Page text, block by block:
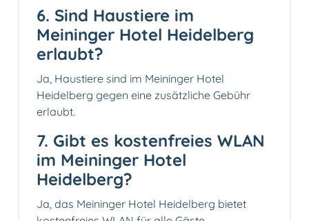
6. Sind Haustiere im
Meininger Hotel Heidelberg
erlaubt?
Ja, Haustiere sind im Meininger Hotel
Heidelberg gegen eine zusätzliche Gebühr
erlaubt.
7. Gibt es kostenfreies WLAN
im Meininger Hotel
Heidelberg?
Ja, das Meininger Hotel Heidelberg bietet